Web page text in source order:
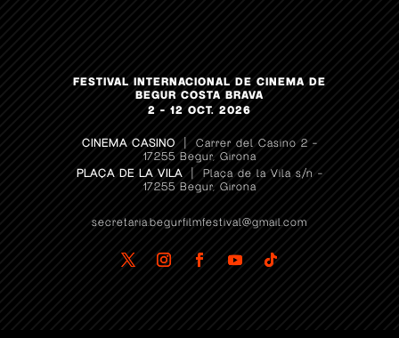
FESTIVAL INTERNACIONAL DE CINEMA DE
BEGUR COSTA BRAVA
2 – 12 OCT. 2026
CINEMA CASINO
| Carrer del Casino 2 –
17255 Begur, Girona
PLAÇA DE LA VILA| Plaça de la Vila s/n –
17255 Begur, Girona
secretaria.begurfilmfestival@gmail.com